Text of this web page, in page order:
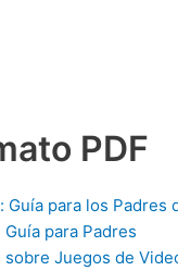
PDF
Guía para los
para Padres
sobre Juegos de